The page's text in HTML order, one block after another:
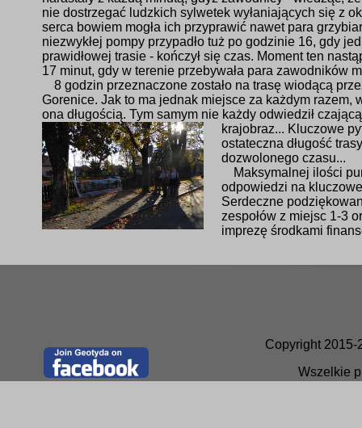
nie dostrzegać ludzkich sylwetek wyłaniających się z
serca bowiem mogła ich przyprawić nawet para
niezwykłej pompy przypadło tuż po godzinie 16, gdy
prawidłowej trasie - kończył się czas. Moment ten
17 minut, gdy w terenie przebywała para zawodników
8 godzin przeznaczone zostało na trasę wiodącą
Gorenice. Jak to ma jednak miejsce za każdym
ona długością. Tym samym nie każdy odwiedził
krajobraz... Kluczowe
ostateczna długość
dozwolonego czasu...
Maksymalnej ilości
odpowiedzi na
Serdeczne
zespołów z miejsc 1-3
imprezę środkami
Copyright 2015-
Wszelkie